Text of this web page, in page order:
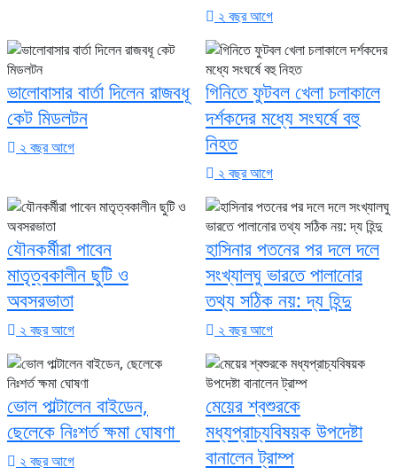
২ বছর আগে
ভালোবাসার বার্তা দিলেন রাজবধূ
কেট মিডলটন
২ বছর আগে
গিনিতে ফুটবল খেলা চলাকালে
দর্শকদের মধ্যে সংঘর্ষে বহু
নিহত
২ বছর আগে
যৌনকর্মীরা পাবেন
মাতৃত্বকালীন ছুটি ও
অবসরভাতা
২ বছর আগে
হাসিনার পতনের পর দলে দলে
সংখ্যালঘু ভারতে পালানোর
তথ্য সঠিক নয়: দ্য হিন্দু
২ বছর আগে
ভোল পাল্টালেন বাইডেন,
ছেলেকে নিঃশর্ত ক্ষমা ঘোষণা
২ বছর আগে
মেয়ের শ্বশুরকে
মধ্যপ্রাচ্যবিষয়ক উপদেষ্টা
বানালেন ট্রাম্প